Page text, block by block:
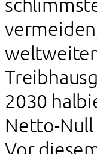
2030
Netto-
Vor